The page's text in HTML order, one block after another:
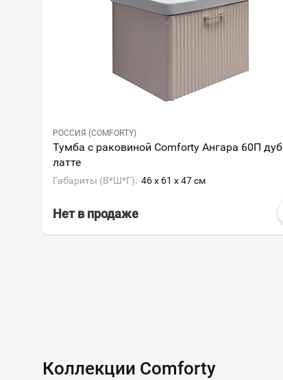
РОССИЯ (COMFORTY)
Тумба с раковиной Comforty Ангара 60П дуб
латте
Габариты (В*Ш*Г): 46 x 61 x 47 см
Нет в продаже
Коллекции Comforty